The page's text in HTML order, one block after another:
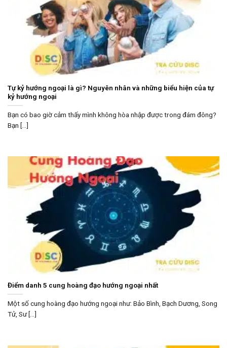
Tự kỷ hướng ngoại là gì? Nguyên nhân và những biểu hiện của tự
kỷ hướng ngoại
Bạn có bao giờ cảm thấy mình không hòa nhập được trong đám đông?
Bạn [...]
Điểm danh 5 cung hoàng đạo hướng ngoại nhất
Một số cung hoàng đạo hướng ngoại như: Bảo Bình, Bạch Dương, Song
Tử, Sư [...]